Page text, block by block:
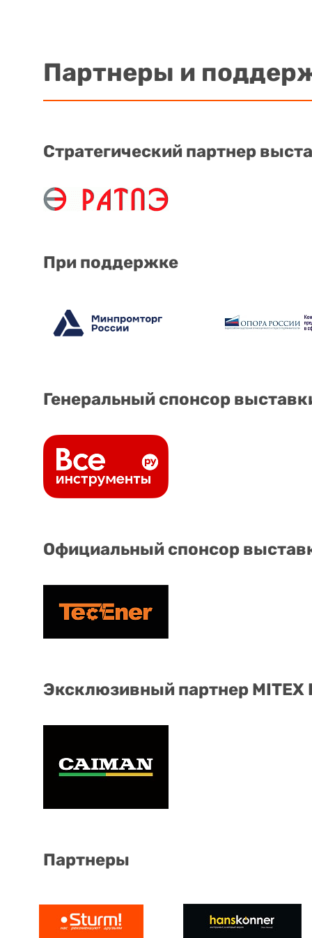
Партнеры и
Стратегический партнер
При поддержке
Генеральный спонсор
Официальный спонсор
Эксклюзивный партнер
Партнеры